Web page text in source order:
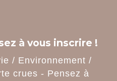
à vous inscrire !
/ Environnement /
crues - Pensez à